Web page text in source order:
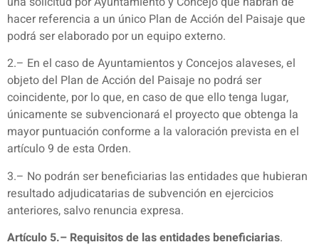
hacer referencia a un único Plan de Acción del Paisaje que
podrá ser elaborado por un equipo externo.
2.– En el caso de Ayuntamientos y Concejos alaveses, el
objeto del Plan de Acción del Paisaje no podrá ser
coincidente, por lo que, en caso de que ello tenga lugar,
únicamente se subvencionará el proyecto que obtenga la
mayor puntuación conforme a la valoración prevista en el
artículo 9 de esta Orden.
3.– No podrán ser beneficiarias las entidades que hubieran
resultado adjudicatarias de subvención en ejercicios
anteriores, salvo renuncia expresa.
Artículo 5.– Requisitos de las entidades beneficiarias.